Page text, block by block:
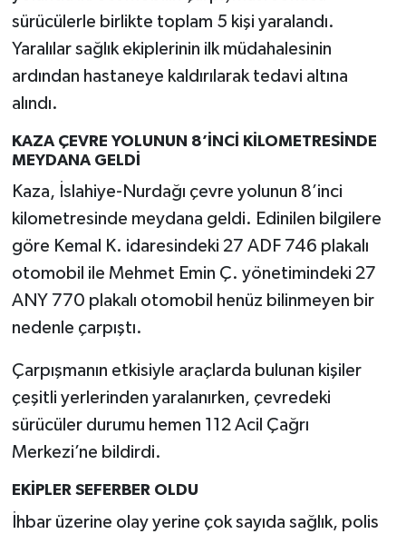
sürücülerle birlikte toplam 5 kişi yaralandı.
Yaralılar sağlık ekiplerinin ilk müdahalesinin
ardından hastaneye kaldırılarak tedavi altına
alındı.
KAZA ÇEVRE YOLUNUN 8’İNCİ KİLOMETRESİNDE
MEYDANA GELDİ
Kaza, İslahiye-Nurdağı çevre yolunun 8’inci
kilometresinde meydana geldi. Edinilen bilgilere
göre Kemal K. idaresindeki 27 ADF 746 plakalı
otomobil ile Mehmet Emin Ç. yönetimindeki 27
ANY 770 plakalı otomobil henüz bilinmeyen bir
nedenle çarpıştı.
Çarpışmanın etkisiyle araçlarda bulunan kişiler
çeşitli yerlerinden yaralanırken, çevredeki
sürücüler durumu hemen 112 Acil Çağrı
Merkezi’ne bildirdi.
EKİPLER SEFERBER OLDU
İhbar üzerine olay yerine çok sayıda sağlık, polis